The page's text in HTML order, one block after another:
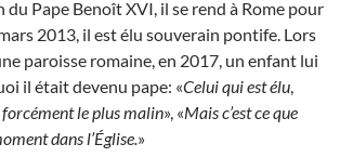
du Pape Benoît XVI, il se rend à Rome pour
2013, il est élu souverain pontife. Lors
paroisse romaine, en 2017, un enfant lui
il était devenu pape: «Celui qui est élu,
forcément le plus malin», «Mais c’est ce que
dans l’Église.»